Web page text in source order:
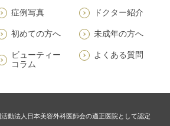
症例写真 ドクター紹介
初めての方へ 未成年の方へ
ビューティー
コラム
よくある質問
動法人日本美容外科医師会の適正医院として認定